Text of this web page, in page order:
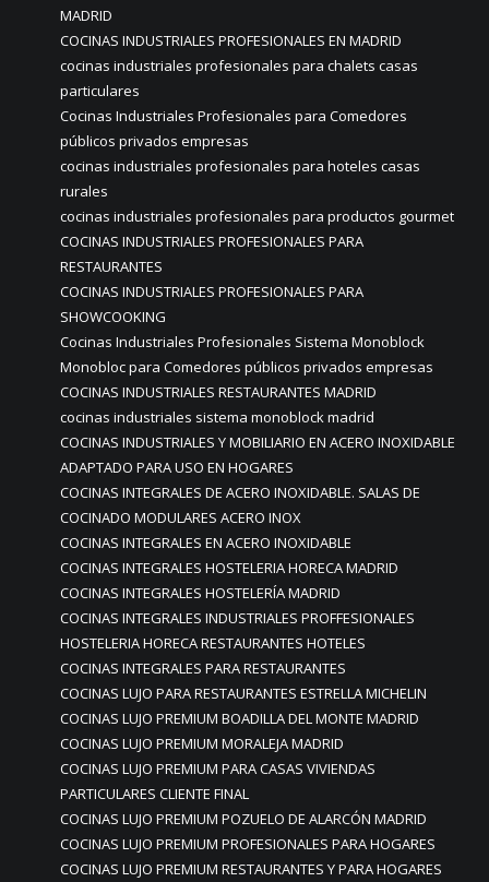
MADRID
COCINAS INDUSTRIALES PROFESIONALES EN MADRID
cocinas industriales profesionales para chalets casas
particulares
Cocinas Industriales Profesionales para Comedores
públicos privados empresas
cocinas industriales profesionales para hoteles casas
rurales
cocinas industriales profesionales para productos gourmet
COCINAS INDUSTRIALES PROFESIONALES PARA
RESTAURANTES
COCINAS INDUSTRIALES PROFESIONALES PARA
SHOWCOOKING
Cocinas Industriales Profesionales Sistema Monoblock
Monobloc para Comedores públicos privados empresas
COCINAS INDUSTRIALES RESTAURANTES MADRID
cocinas industriales sistema monoblock madrid
COCINAS INDUSTRIALES Y MOBILIARIO EN ACERO INOXIDABLE
ADAPTADO PARA USO EN HOGARES
COCINAS INTEGRALES DE ACERO INOXIDABLE. SALAS DE
COCINADO MODULARES ACERO INOX
COCINAS INTEGRALES EN ACERO INOXIDABLE
COCINAS INTEGRALES HOSTELERIA HORECA MADRID
COCINAS INTEGRALES HOSTELERÍA MADRID
COCINAS INTEGRALES INDUSTRIALES PROFFESIONALES
HOSTELERIA HORECA RESTAURANTES HOTELES
COCINAS INTEGRALES PARA RESTAURANTES
COCINAS LUJO PARA RESTAURANTES ESTRELLA MICHELIN
COCINAS LUJO PREMIUM BOADILLA DEL MONTE MADRID
COCINAS LUJO PREMIUM MORALEJA MADRID
COCINAS LUJO PREMIUM PARA CASAS VIVIENDAS
PARTICULARES CLIENTE FINAL
COCINAS LUJO PREMIUM POZUELO DE ALARCÓN MADRID
COCINAS LUJO PREMIUM PROFESIONALES PARA HOGARES
COCINAS LUJO PREMIUM RESTAURANTES Y PARA HOGARES